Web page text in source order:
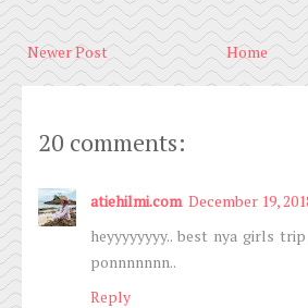
Newer Post Home
20 comments:
atiehilmi.com December 19,
heyyyyyyyy.. best nya girls
ponnnnnnn..
Reply